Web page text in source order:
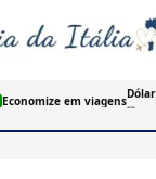
Economize em viagensDólar
--